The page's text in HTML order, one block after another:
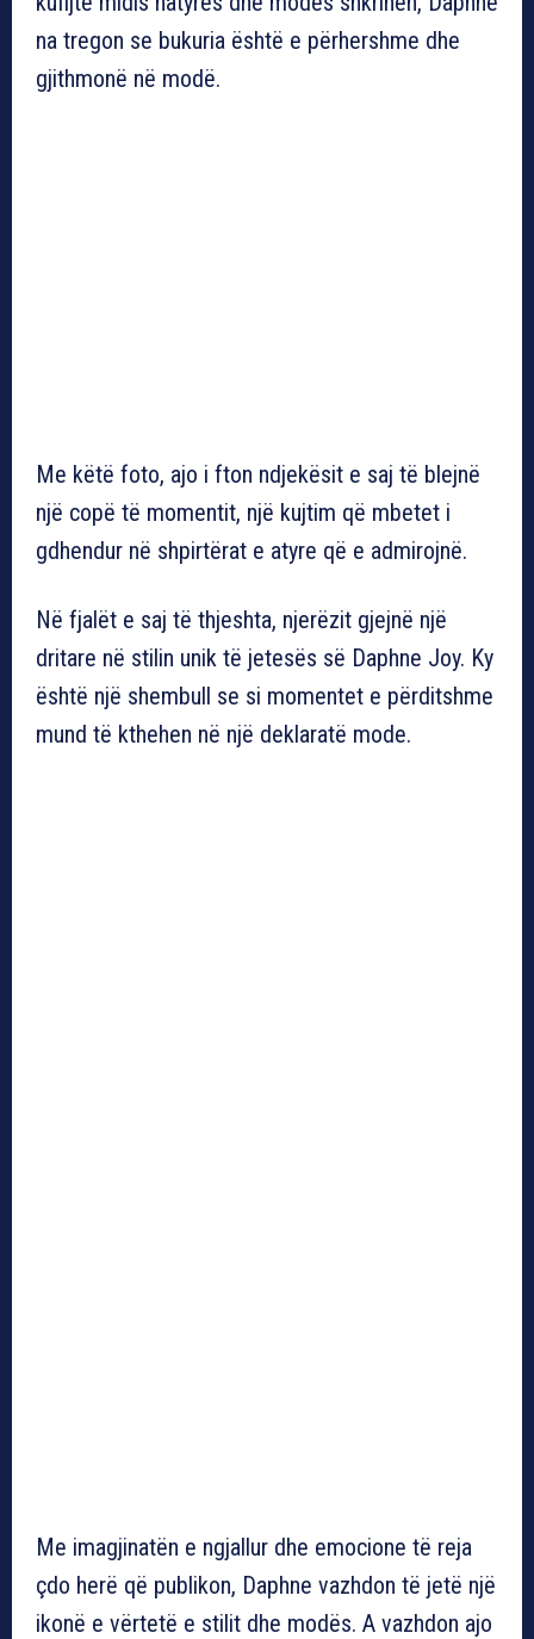
na tregon se bukuria është e përhershme dhe
gjithmonë në modë.
Me këtë foto, ajo i fton ndjekësit e saj të blejnë
një copë të momentit, një kujtim që mbetet i
gdhendur në shpirtërat e atyre që e admirojnë.
Në fjalët e saj të thjeshta, njerëzit gjejnë një
dritare në stilin unik të jetesës së Daphne Joy. Ky
është një shembull se si momentet e përditshme
mund të kthehen në një deklaratë mode.
Me imagjinatën e ngjallur dhe emocione të reja
çdo herë që publikon, Daphne vazhdon të jetë një
ikonë e vërtetë e stilit dhe modës. A vazhdon ajo